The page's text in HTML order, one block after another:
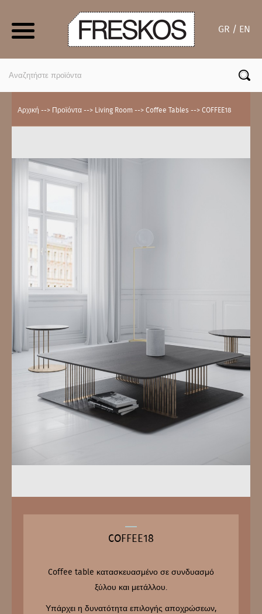
GR / EN
Αρχική --> Προϊόντα --> Living Room --> Coffee Tables --> COFFEE18
COFFEE18
Coffee table κατασκευασμένο σε συνδυασμό
ξύλου και μετάλλου.
Υπάρχει η δυνατότητα επιλογής αποχρώσεων,